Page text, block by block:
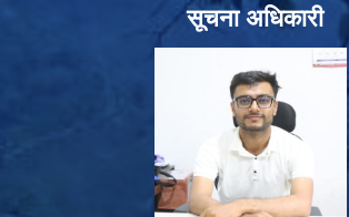
सूचना अधिकारी